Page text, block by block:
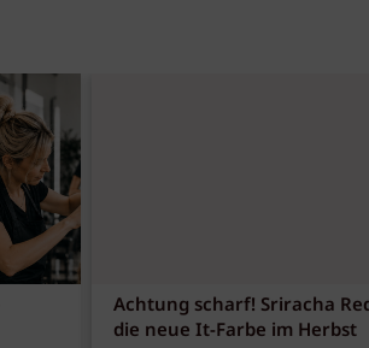
Achtung scharf! Sriracha
die neue It-Farbe im Herbst